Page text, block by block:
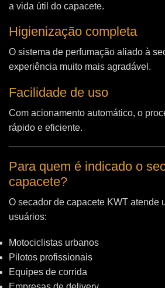
a vida útil do capacete.
Higienização completa
O sistema de perfumação aliado à
experiência muito mais agradável.
Facilidade de uso
Com acionamento automático, o
rápido e eficiente.
Para quem é indicado o
capacete?
O secador de capacete KWT atende
usuários:
Motociclistas urbanos
Pilotos profissionais
Equipes de corrida